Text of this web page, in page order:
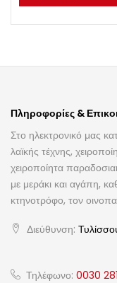
Πληροφορίες &
Στο ηλεκτρονικό μας
λαϊκής τέχνης,
χειροποίητα
με μεράκι και αγάπη,
κτηνοτρόφο, τον
Διεύθυνση:
Τηλέφωνο: 0030